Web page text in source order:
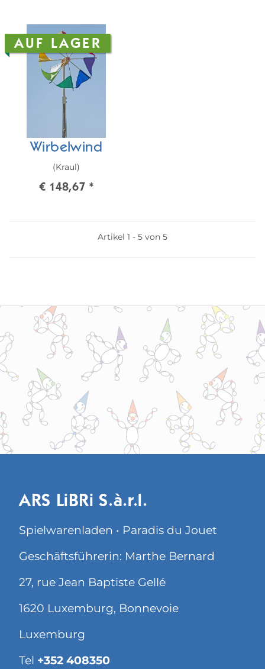
AUF LAGER
Wirbelwind
(Kraul)
€ 148,67 *
Artikel 1 - 5 von 5
ARS LiBRi S.à.r.l.
Spielwarenladen • Paradis du Jouet
Geschäftsführerin: Marthe Bernard
27, rue Jean Baptiste Gellé
1620 Luxemburg, Bonnevoie
Luxemburg
Tel +352 408350